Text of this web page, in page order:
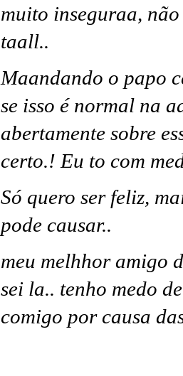
muito inseguraa, não
taall..
Maandando o papo
se isso é normal na
abertamente sobre
certo.! Eu to com
Só quero ser feliz,
pode causar..
meu melhhor amigo
sei la.. tenho medo
comigo por causa